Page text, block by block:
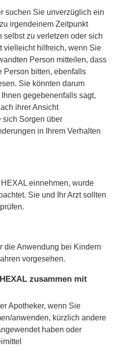
suchen Sie unverzüglich ein
irgendeinem Zeitpunkt
selbst zu verletzen oder sich
vielleicht hilfreich, wenn Sie
Person mitteilen, dass
Person bitten, ebenfalls
Sie könnten darum
gegebenenfalls sagt,
ihrer Ansicht
sich Sorgen über
in Ihrem Verhalten
einnehmen, wurde
Sie und Ihr Arzt sollten
die Anwendung bei Kindern
vorgesehen.
zusammen mit
Apotheker, wenn Sie
anwenden, kürzlich andere
haben oder